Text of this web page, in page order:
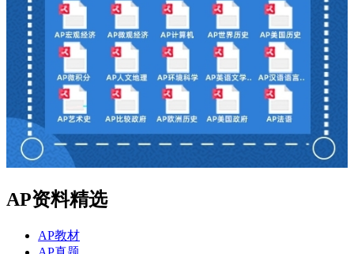
AP资料精选
AP教材